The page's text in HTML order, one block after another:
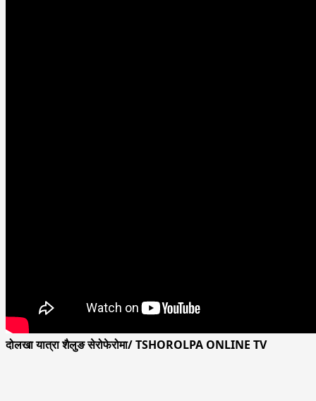
दोलखा यात्रा शैलुङ सेरोफेरोमा/ TSHOROLPA ONLINE TV